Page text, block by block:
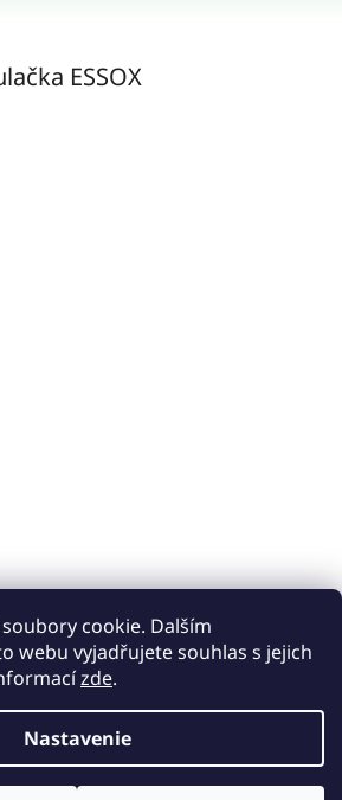
cookie. Dalším
webu vyjadřujete souhlas s jejich
zde.
Nastavenie
ESSOX